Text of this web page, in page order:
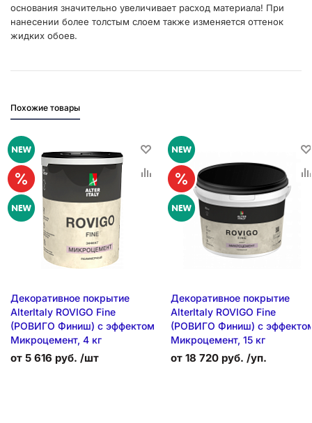
основания значительно увеличивает расход материала! При
нанесении более толстым слоем также изменяется оттенок
жидких обоев.
Похожие товары
Декоративное покрытие
AlterItaly ROVIGO Fine
(РОВИГО Финиш) с эффектом
Микроцемент, 4 кг
от 5 616 руб. /шт
Декоративное покрытие
AlterItaly ROVIGO Fine
(РОВИГО Финиш) с
Микроцемент, 15 кг
от 18 720 руб. /уп.